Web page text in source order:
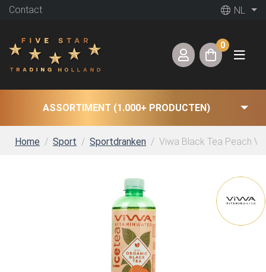
Contact NL
0
ASSORTIMENT (1.000+ PRODUCTEN)
Home Sport Sportdranken Viwa Black Tea Peach